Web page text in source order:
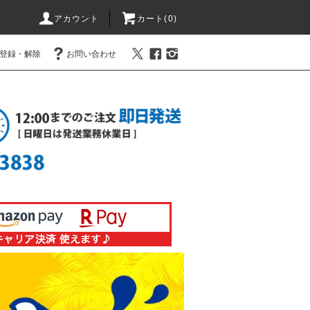
アカウント カート(0)
録・解除 お問い合わせ